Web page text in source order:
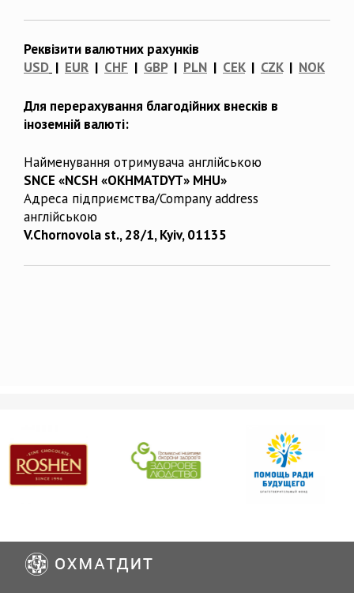
Реквізити валютних рахунків
USD | EUR | CHF | GBP| PLN | CEK| CZK| NOK
Для перерахування благодійних внесків в
іноземній валюті:
Найменування отримувача англійською
SNCE «NCSH «OKHMATDYT» MHU»
Адреса підприємства/Company address
англійською
V.Chornovola st., 28/1, Kyiv, 01135